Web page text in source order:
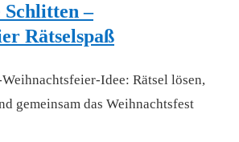
–
Rätselspaß
Idee: Rätsel lösen,
gemeinsam das Weihnachtsfest